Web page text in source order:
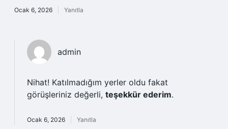
Ocak 6, 2026 Yanıtla
admin
Nihat! Katılmadığım yerler oldu fakat
görüşleriniz değerli, teşekkür ederim.
Ocak 6, 2026 Yanıtla